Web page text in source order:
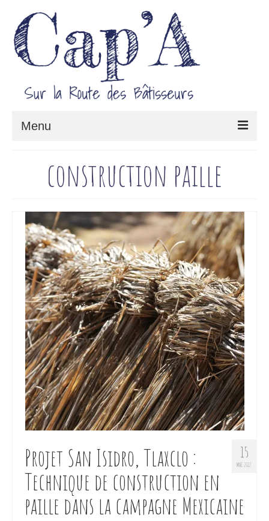
Menu
Architecture & Savoir-faire
construction paille
15
MAI 2017
Projet San Isidro, Tlaxclo :
Technique de construction en
paille dans la campagne Mexicaine